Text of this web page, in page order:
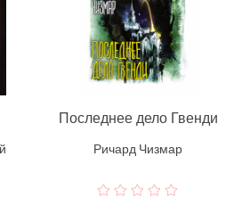
Последнее дело Гвенди
Ричард Чизмар